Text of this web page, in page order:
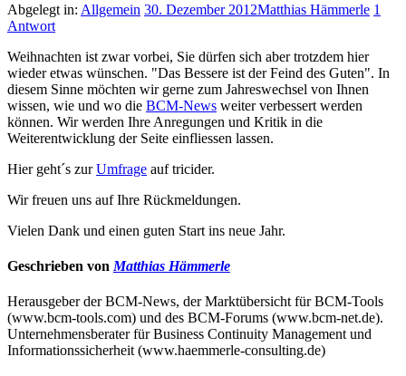
Abgelegt in: Allgemein 30. Dezember 2012Matthias Hämmerle 1
Antwort
Weihnachten ist zwar vorbei, Sie dürfen sich aber trotzdem hier
wieder etwas wünschen. "Das Bessere ist der Feind des Guten". In
diesem Sinne möchten wir gerne zum Jahreswechsel von Ihnen
wissen, wie und wo die BCM-News weiter verbessert werden
können. Wir werden Ihre Anregungen und Kritik in die
Weiterentwicklung der Seite einfliessen lassen.
Hier geht´s zurUmfrage auf tricider.
Wir freuen uns auf Ihre Rückmeldungen.
Vielen Dank und einen guten Start ins neue Jahr.
Geschrieben von Matthias Hämmerle
Herausgeber der BCM-News, der Marktübersicht für BCM-Tools
(www.bcm-tools.com) und des BCM-Forums (www.bcm-net.de).
Unternehmensberater für Business Continuity Management und
Informationssicherheit (www.haemmerle-consulting.de)